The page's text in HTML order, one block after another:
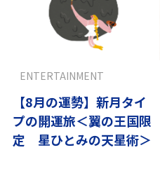
【8月の運勢】新月タイ
プの開運旅＜翼の王国限
定 星ひとみの天星術＞
ENTERTAINMENT